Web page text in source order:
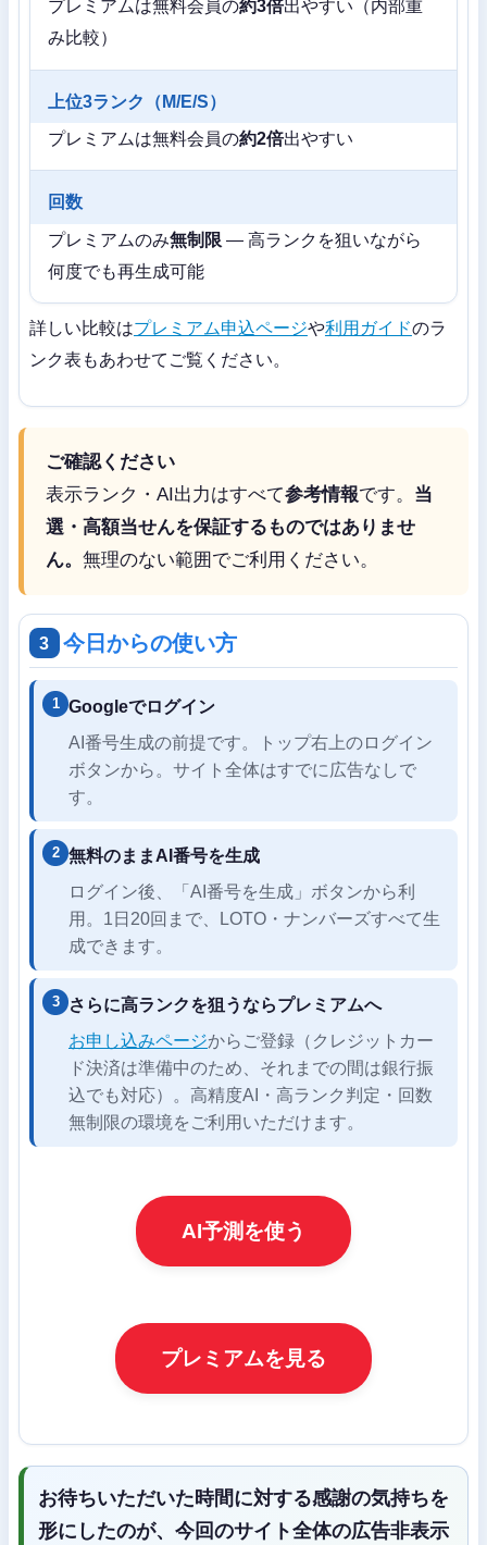
プレミアムは無料会員の約3倍出やすい（内部重
み比較）
上位3ランク（M/E/S）
プレミアムは無料会員の約2倍出やすい
回数
プレミアムのみ無制限 — 高ランクを狙いながら
何度でも再生成可能
詳しい比較はプレミアム申込ページや利用ガイドのラ
ンク表もあわせてご覧ください。
ご確認ください
表示ランク・AI出力はすべて参考情報です。 当
選・高額当せんを保証するものではありませ
ん。 無理のない範囲でご利用ください。
3 今日からの使い方
Googleでログイン
AI番号生成の前提です。トップ右上のログイン
ボタンから。サイト全体はすでに広告なしで
す。
無料のままAI番号を生成
ログイン後、「AI番号を生成」ボタンから利
用。1日20回まで、LOTO・ナンバーズすべて生
成できます。
さらに高ランクを狙うならプレミアムへ
お申し込みページからご登録（クレジットカー
ド決済は準備中のため、それまでの間は銀行振
込でも対応）。高精度AI・高ランク判定・回数
無制限の環境をご利用いただけます。
AI予測を使う
プレミアムを見る
お待ちいただいた時間に対する感謝の気持ちを
形にしたのが、今回のサイト全体の広告非表示